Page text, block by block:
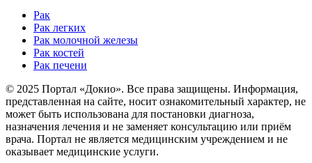
Рак
Рак легких
Рак молочной железы
Рак костей
Рак печени
© 2025 Портал «Докио». Все права защищены. Информация,
представленная на сайте, носит ознакомительный характер, не
может быть использована для постановки диагноза,
назначения лечения и не заменяет консультацию или приём
врача. Портал не является медицинским учреждением и не
оказывает медицинские услуги.